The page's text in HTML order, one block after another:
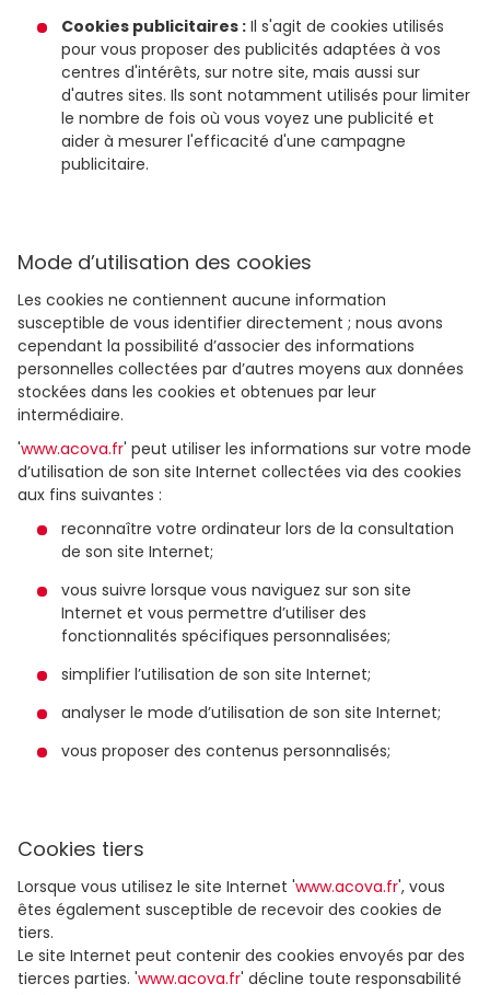
Cookies publicitaires : Il s'agit de cookies utilisés
pour vous proposer des publicités adaptées à vos
centres d'intérêts, sur notre site, mais aussi sur
d'autres sites. Ils sont notamment utilisés pour limiter
le nombre de fois où vous voyez une publicité et
aider à mesurer l'efficacité d'une campagne
publicitaire.
Mode d’utilisation des cookies
Les cookies ne contiennent aucune information
susceptible de vous identifier directement ; nous avons
cependant la possibilité d’associer des informations
personnelles collectées par d’autres moyens aux données
stockées dans les cookies et obtenues par leur
intermédiaire.
'www.acova.fr' peut utiliser les informations sur votre mode
d’utilisation de son site Internet collectées via des cookies
aux fins suivantes :
reconnaître votre ordinateur lors de la consultation
de son site Internet;
vous suivre lorsque vous naviguez sur son site
Internet et vous permettre d’utiliser des
fonctionnalités spécifiques personnalisées;
simplifier l’utilisation de son site Internet;
analyser le mode d’utilisation de son site Internet;
vous proposer des contenus personnalisés;
Cookies tiers
Lorsque vous utilisez le site Internet 'www.acova.fr', vous
êtes également susceptible de recevoir des cookies de
tiers.
Le site Internet peut contenir des cookies envoyés par des
tierces parties. 'www.acova.fr' décline toute responsabilité